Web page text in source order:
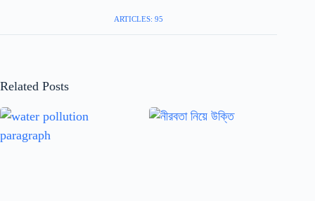
ARTICLES: 95
Related Posts